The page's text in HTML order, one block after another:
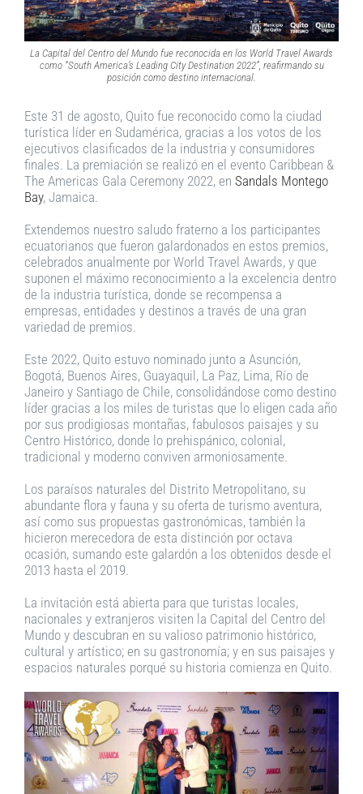
La Capital del Centro del Mundo fue reconocida en los World Travel Awards
como “South America’s Leading City Destination 2022”, reafirmando su
posición como destino internacional.
Este 31 de agosto, Quito fue reconocido como la ciudad
turística líder en Sudamérica, gracias a los votos de los
ejecutivos clasificados de la industria y consumidores
finales. La premiación se realizó en el evento Caribbean &
The Americas Gala Ceremony 2022, en Sandals Montego
Bay, Jamaica.
Extendemos nuestro saludo fraterno a los participantes
ecuatorianos que fueron galardonados en estos premios,
celebrados anualmente por World Travel Awards, y que
suponen el máximo reconocimiento a la excelencia dentro
de la industria turística, donde se recompensa a
empresas, entidades y destinos a través de una gran
variedad de premios.
Este 2022, Quito estuvo nominado junto a Asunción,
Bogotá, Buenos Aires, Guayaquil, La Paz, Lima, Río de
Janeiro y Santiago de Chile, consolidándose como destino
líder gracias a los miles de turistas que lo eligen cada año
por sus prodigiosas montañas, fabulosos paisajes y su
Centro Histórico, donde lo prehispánico, colonial,
tradicional y moderno conviven armoniosamente.
Los paraísos naturales del Distrito Metropolitano, su
abundante flora y fauna y su oferta de turismo aventura,
así como sus propuestas gastronómicas, también la
hicieron merecedora de esta distinción por octava
ocasión, sumando este galardón a los obtenidos desde el
2013 hasta el 2019.
La invitación está abierta para que turistas locales,
nacionales y extranjeros visiten la Capital del Centro del
Mundo y descubran en su valioso patrimonio histórico,
cultural y artístico; en su gastronomía; y en sus paisajes y
espacios naturales porqué su historia comienza en Quito.